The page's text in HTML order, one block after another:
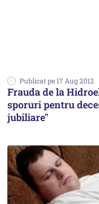
Publicat pe 17 Aug 2012
Frauda de la
sporuri pentru
jubiliare"